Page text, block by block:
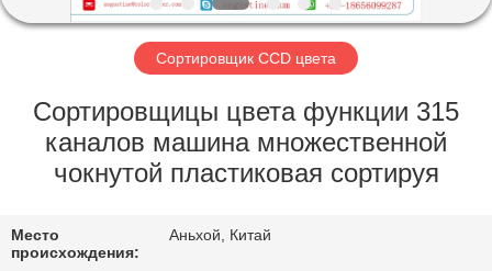
ПУТЕШЕСТВИЕ
ФАБРИКИ
ПРОВЕРКА
КАЧЕСТВА
СВЯЖИТЕСЬ
Сортировщик CCD цвета
Сортировщицы цвета функции 315
каналов машина множественной
чокнутой пластиковая сортируя
Место
происхождения:
Аньхой, Китай